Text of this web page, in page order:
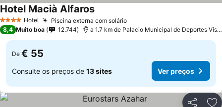
4 EstrelasHotel Piscina externa com solário
Hotel Macià Alfaros
8,4 Muito boa 12.744 a 1.7 km de Palacio Municipal de Deportes Vista Alegre
De € 55
Consulte os preços de 13 sites Ver preços